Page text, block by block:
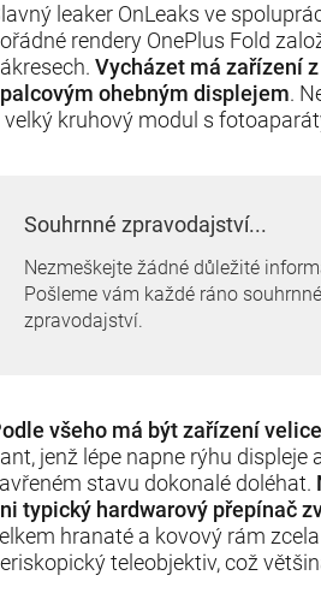
leaker OnLeaks ve
rendery OnePlus Fold
Vycházet má zařízení
ohebným displejem.
velký kruhový modul s
Souhrnné zpravodajství...
Nezmeškejte žádné důležité
Pošleme vám každé ráno souhrnné
zpravodajství.
všeho má být zařízení
jenž lépe napne rýhu
stavu dokonalé doléhat.
typický hardwarový přepínač
hranaté a kovový rám
teleobjektiv, což